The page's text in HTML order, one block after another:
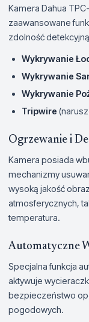
Kamera Dahua
zaawansowane
zdolność
Wykrywanie
Wykrywanie
Wykrywanie
Tripwire
Ogrzewanie i
Kamera posiada
mechanizmy
wysoką jakość
atmosferycznych,
temperatura.
Automatyczne
Specjalna funkcja
aktywuje
bezpieczeństwo
pogodowych.